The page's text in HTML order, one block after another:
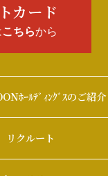
カード
こちらから
ﾎｰﾙﾃﾞｨﾝｸﾞｽのご紹介
リクルート